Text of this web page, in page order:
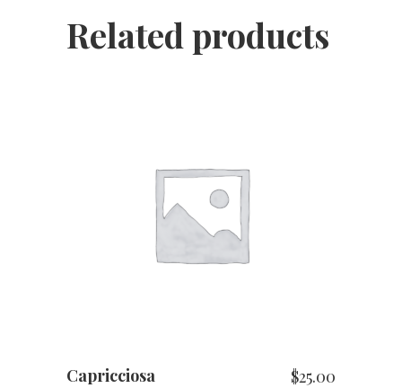
Related products
AJOUTER AU PANIER
Capricciosa $25.00